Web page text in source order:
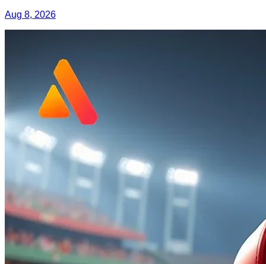
Aug 8, 2026